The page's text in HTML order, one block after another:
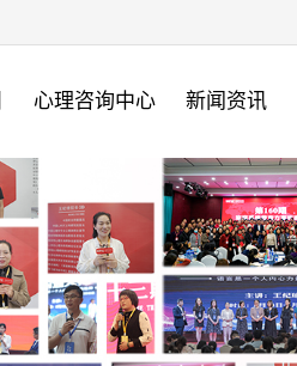
心理咨询中心 新闻资讯